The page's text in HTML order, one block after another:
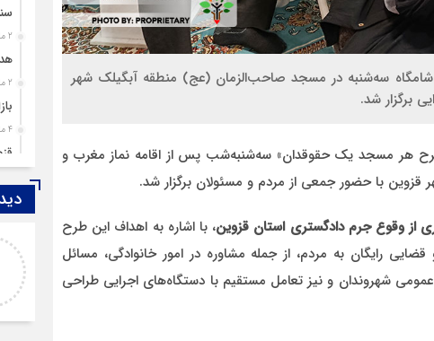
سه‌شنبه در مسجد صاحب‌الزمان (عج) منطقه آبگیلک شهر
برگزار شد.
هر مسجد یک حقوقدان» سه‌شنبه‌شب پس از اقامه نماز مغرب و
با حضور جمعی از مردم و مسئولان برگزار شد.
از وقوع جرم دادگستری استان قزوین، با اشاره به اهداف این طرح
رایگان به مردم، از جمله مشاوره در امور خانوادگی، مسائل
شهروندان و نیز تعامل مستقیم با دستگاه‌های اجرایی طراحی
2 ماه قبل
2 ماه قبل
4 ماه قبل
قزوین ۱۴۰۴،
اصغر
میدن